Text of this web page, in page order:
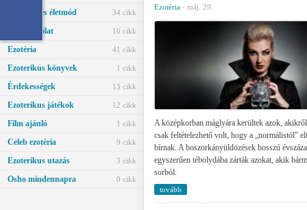
Egészség és életmód 34 cikk
Párkapcsolat 16 cikk
Ezotéria 41 cikk
Ezoterikus könyvek 1 cikk
Érdekességek 13 cikk
Ezoterikus játékok 12 cikk
Film ajánló 1 cikk
Celeb ezotéria 9 cikk
Ezoterikus utazás 3 cikk
Osho mindennapra 0 cikk
Ezotéria · máj. 29.
A középkorban máglyára kerültek azok,
csak feltételezhető volt, hogy a „normálistól”
bírnak. A boszorkányüldözések hosszú
egyszerűen tébolydába zárták azokat, akik
sorból.
tovább